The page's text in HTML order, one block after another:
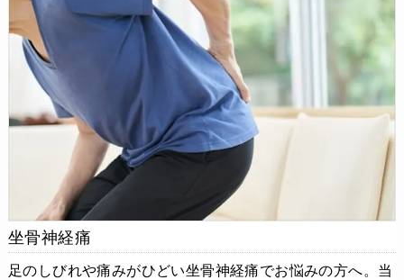
坐骨神経痛
足のしびれや痛みがひどい坐骨神経痛でお悩みの方へ。当